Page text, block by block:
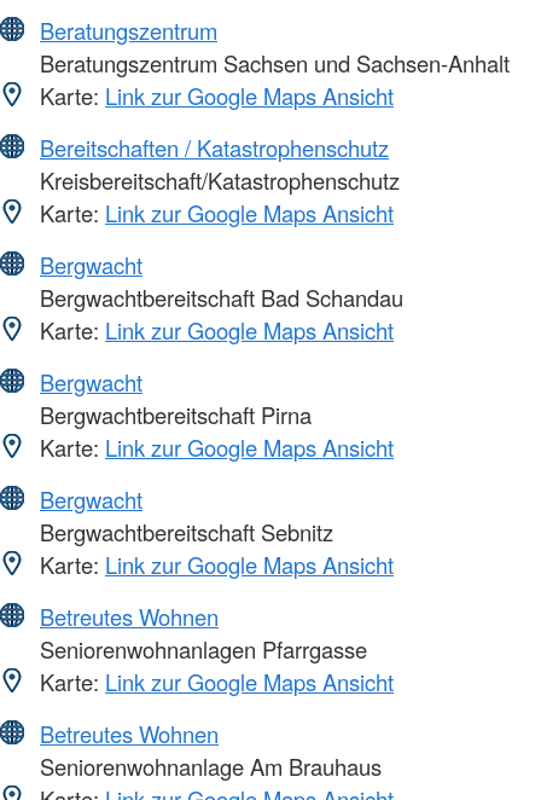
Beratungszentrum
Beratungszentrum Sachsen und Sachsen-Anhalt
Karte: Link zur Google Maps Ansicht
Bereitschaften / Katastrophenschutz
Kreisbereitschaft/Katastrophenschutz
Karte: Link zur Google Maps Ansicht
Bergwacht
Bergwachtbereitschaft Bad Schandau
Karte: Link zur Google Maps Ansicht
Bergwacht
Bergwachtbereitschaft Pirna
Karte: Link zur Google Maps Ansicht
Bergwacht
Bergwachtbereitschaft Sebnitz
Karte: Link zur Google Maps Ansicht
Betreutes Wohnen
Seniorenwohnanlagen Pfarrgasse
Karte: Link zur Google Maps Ansicht
Betreutes Wohnen
Seniorenwohnanlage Am Brauhaus